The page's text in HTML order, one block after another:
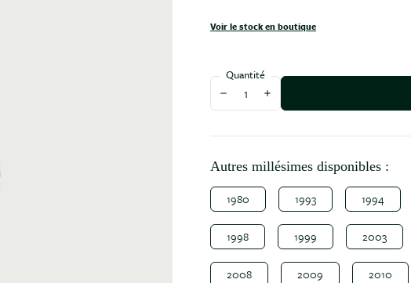
Voir le stock en boutique
Quantité
Diminuer la quantité
Augmenter la quantité
Autres millésimes disponibles :
1980 1993 1994
1998 1999 2003
2008 2009 2010